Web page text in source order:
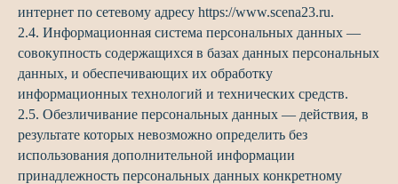
интернет по сетевому адресу https://www.scena23.ru.
2.4. Информационная система персональных данных —
совокупность содержащихся в базах данных персональных
данных, и обеспечивающих их обработку
информационных технологий и технических средств.
2.5. Обезличивание персональных данных — действия, в
результате которых невозможно определить без
использования дополнительной информации
принадлежность персональных данных конкретному